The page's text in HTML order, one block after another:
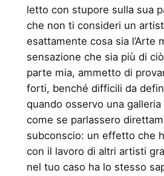
letto con stupore sulla sua
che non ti consideri un
esattamente cosa sia l’Arte
sensazione che sia più di
parte mia, ammetto di
forti, benché difficili da
quando osservo una
come se parlassero
subconscio: un effetto che
con il lavoro di altri artisti
nel tuo caso ha lo stesso